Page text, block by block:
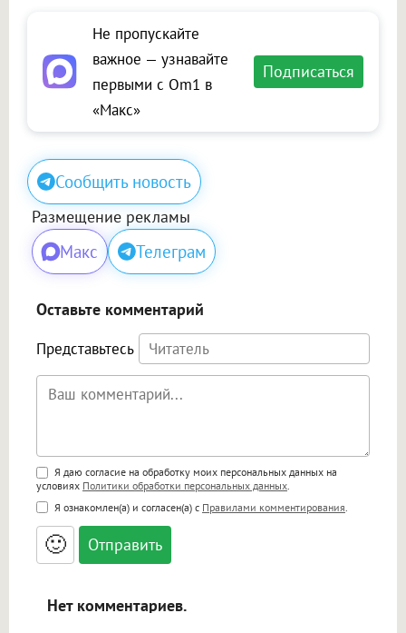
Не пропускайте
важное — узнавайте
первыми с Om1 в
«Макс»
Подписаться
Сообщить новость
Размещение рекламы
Макс Телеграм
Оставьте комментарий
Представьтесь
Поддержка HTML
<b>, <strong>, <u>, <i>, <em>, <s>, <big>,
<small>, <sup>, <sub>, <pre>, <ul>, <ol>, <li>,
<blockquote>, <code> экранирует HTML,
адреса URL автоматически становятся
ссылками, и [img]адрес[/img] будет
Я даю согласие на обработку моих персональных данных на
условиях Политики обработки персональных данных
Я ознакомлен(а) и согласен(а) с Правилами комментирования
🙂
Нет комментариев.